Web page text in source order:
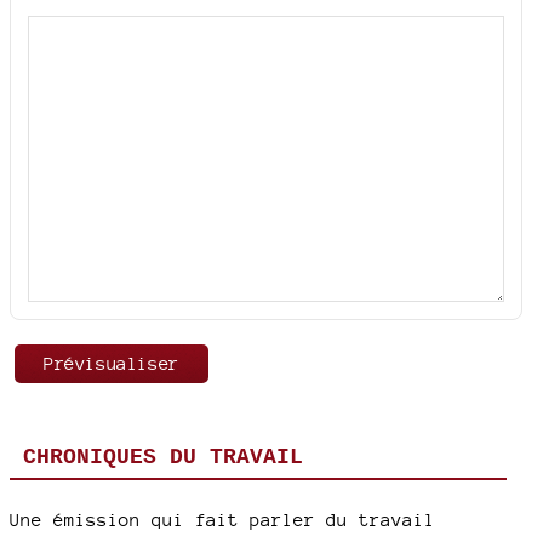
CHRONIQUES DU TRAVAIL
Une émission qui fait parler du travail